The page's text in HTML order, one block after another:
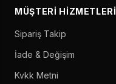
MÜŞTERI HIZMETLERI
Sipariş Takip
İade & Değişim
Kvkk Metni